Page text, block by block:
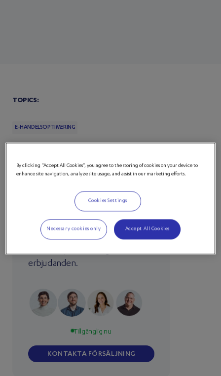
TOPICS:
E-HANDELSOPTIMERING
onlinebetalningsupplevelse
Kontakta vårt dedikerade säljteam
för att höra mer om våra
erbjudanden.
Tillgänglig nu
KONTAKTA FÖRSÄLJNING
By clicking “Accept All Cookies”, you agree to the storing of cookies on your device to
enhance site navigation, analyze site usage, and assist in our marketing efforts.
Cookies Settings
Necessary cookies only Accept All Cookies